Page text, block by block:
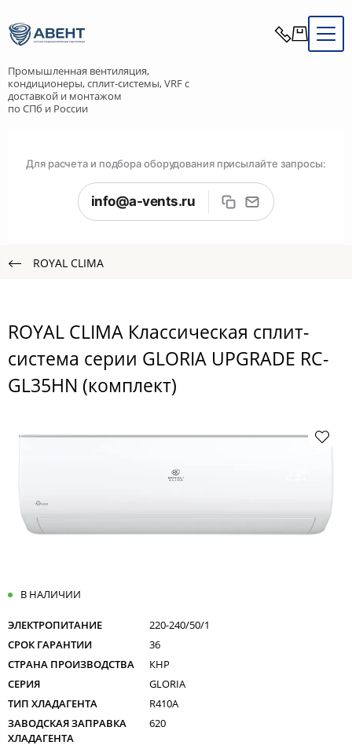
Промышленная вентиляция,
кондиционеры, сплит-системы, VRF с
доставкой и монтажом
по СПб и России
Для расчета и подбора оборудования присылайте запросы:
info@a-vents.ru
ROYAL CLIMA
ROYAL CLIMA Классическая сплит-
система серии GLORIA UPGRADE RC-
GL35HN (комплект)
В НАЛИЧИИ
ЭЛЕКТРОПИТАНИЕ
220-240/50/1
СРОК ГАРАНТИИ
36
СТРАНА ПРОИЗВОДСТВА
КНР
СЕРИЯ
GLORIA
ТИП ХЛАДАГЕНТА
R410A
ЗАВОДСКАЯ ЗАПРАВКА
ХЛАДАГЕНТА
620